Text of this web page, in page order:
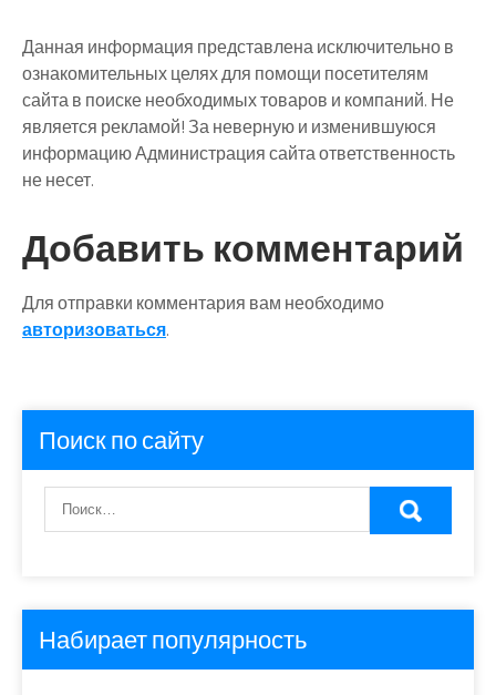
Данная информация представлена исключительно в
ознакомительных целях для помощи посетителям
сайта в поиске необходимых товаров и компаний. Не
является рекламой! За неверную и изменившуюся
информацию Администрация сайта ответственность
не несет.
Добавить комментарий
Для отправки комментария вам необходимо
авторизоваться.
Поиск по сайту
Набирает популярность